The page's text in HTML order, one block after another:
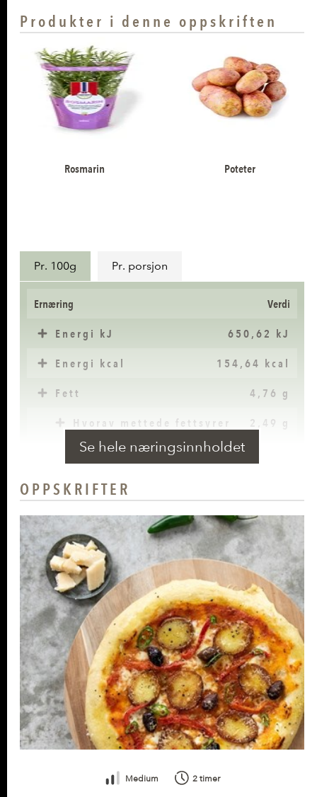
Produkter i denne oppskriften
Rosmarin Poteter
Næringsinnhold
Pr. 100g Pr. porsjon
Ernæring Verdi
Energi kJ 650,62 kJ
Energi kcal 154,64 kcal
Fett 4,76 g
Hvorav mettede fettsyrer 2,49 g
Karbohydrater
Hvorav sukkerarter
Protein 6,8 g
Salt 0,73 g
Vitamin C
(askorbinsyre)
9,48 mg (11%
*)
Vitamin B1 (tiamin) 0,13 mg(11% *)
Vitamin B2
(riboflavin)
0,07 mg(5%
*)
Vitamin B3 (niacin) 0,93 mg(5% *)
Vitamin B6
0,11 mg(7%
Se hele næringsinnholdet
OPPSKRIFTER
Medium 2 timer